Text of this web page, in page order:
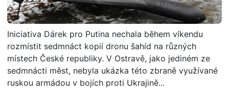
Iniciativa Dárek pro Putina nechala během víkendu
rozmístit sedmnáct kopií dronu šahíd na různých
místech České republiky. V Ostravě, jako jediném ze
sedmnácti měst, nebyla ukázka této zbraně využívané
ruskou armádou v bojích proti Ukrajině...